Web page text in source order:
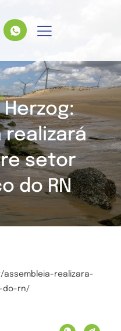
realizará
setor
do RN
realizara-
do-rn/